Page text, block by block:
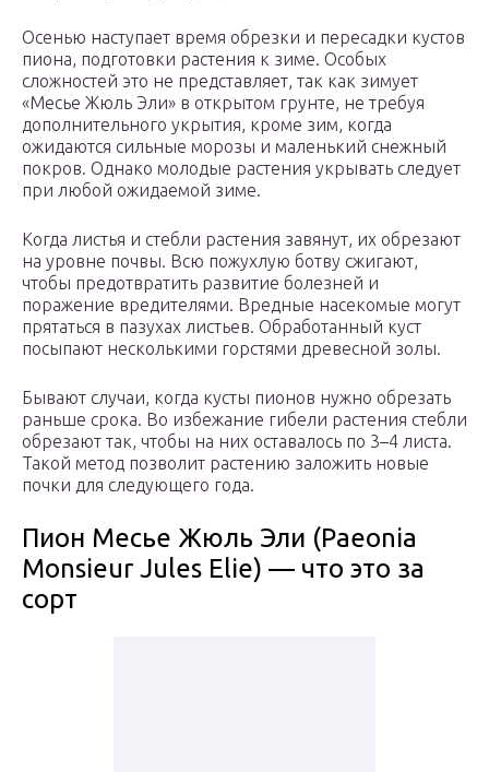
Осенью наступает время обрезки и пересадки кустов
пиона, подготовки растения к зиме. Особых
сложностей это не представляет, так как зимует
«Месье Жюль Эли» в открытом грунте, не требуя
дополнительного укрытия, кроме зим, когда
ожидаются сильные морозы и маленький снежный
покров. Однако молодые растения укрывать следует
при любой ожидаемой зиме.
Когда листья и стебли растения завянут, их обрезают
на уровне почвы. Всю пожухлую ботву сжигают,
чтобы предотвратить развитие болезней и
поражение вредителями. Вредные насекомые могут
прятаться в пазухах листьев. Обработанный куст
посыпают несколькими горстями древесной золы.
Бывают случаи, когда кусты пионов нужно обрезать
раньше срока. Во избежание гибели растения стебли
обрезают так, чтобы на них оставалось по 3–4 листа.
Такой метод позволит растению заложить новые
почки для следующего года.
Пион Месье Жюль Эли (Paeonia
Monsieur Jules Elie) — что это за
сорт